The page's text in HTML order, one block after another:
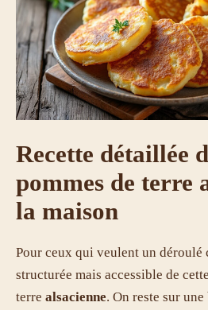
Recette détaillée
pommes de terre
la maison
Pour ceux qui veulent un
structurée mais accessible de
terre alsacienne. On reste sur